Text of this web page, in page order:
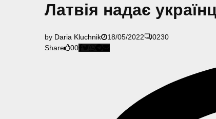
Латвія надає
by Daria Kluchnik 18/05/2022 0230
Share
00